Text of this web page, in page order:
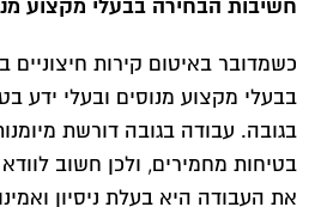
חשיבות הבחירה בבעלי מקצוע
כשמדובר באיטום קירות חיצוניים
בבעלי מקצוע מנוסים ובעלי ידע
בגובה. עבודה בגובה דורשת
בטיחות מחמירים, ולכן חשוב
את העבודה היא בעלת ניסיון